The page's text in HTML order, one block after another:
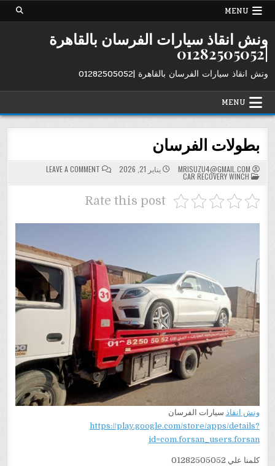
Skip
MENU
ونش انقاذ سيارات الفرسان بالقاهرة
|01282505052
ونش انقاذ سيارات الفرسان بالقاهرة |01282505052
MENU
بطولات الفرسان
MRISUZU4@GMAIL.COM يناير 21, 2026 LEAVE A COMMENT
ON
بطولات
الفرسان
POSTED
IN
CAR RECOVERY WINCH
Rate this post
ونش انقاذ سيارات الفرسان
https://play.google.com/store/apps/details?
id=com.forsan_users.forsan
كلمنا علي 01282505052